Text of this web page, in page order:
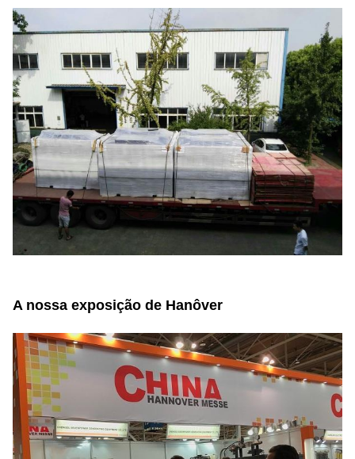
A nossa exposição de Hanôver